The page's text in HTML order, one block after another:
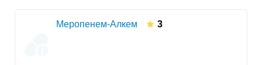
Меропенем-Алкем 3